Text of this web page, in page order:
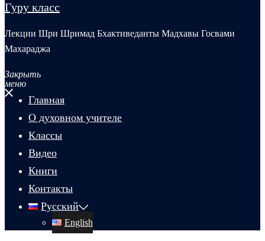
Гуру класс
Лекции Шри Шримад Бхактиведанты Мадхавы Госвами
Махараджа
Закрыть
меню
Главная
О духовном учителе
Классы
Видео
Книги
Контакты
Русский
English